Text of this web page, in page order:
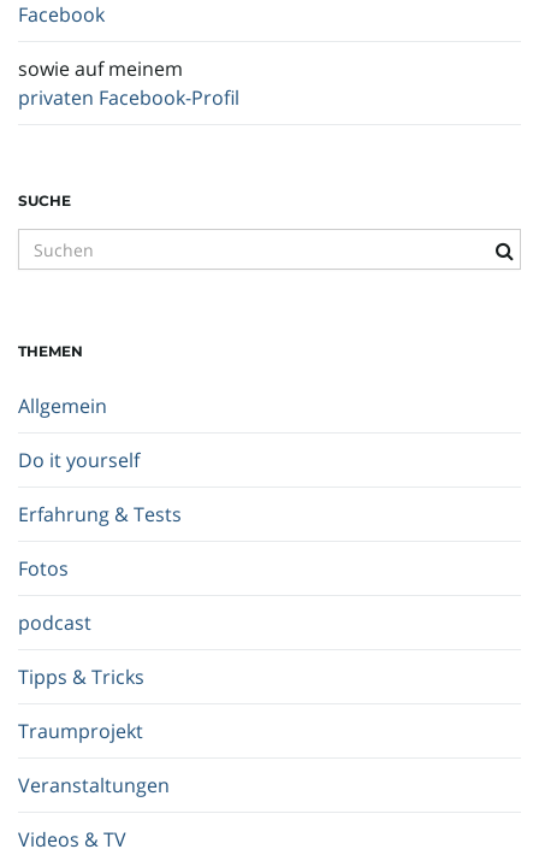
Facebook
sowie auf meinem
privaten Facebook-Profil
SUCHE
u
b
g
i
f
.
.
.
THEMEN
Allgemein
Do it yourself
Erfahrung & Tests
Fotos
podcast
Tipps & Tricks
Traumprojekt
Veranstaltungen
Videos & TV